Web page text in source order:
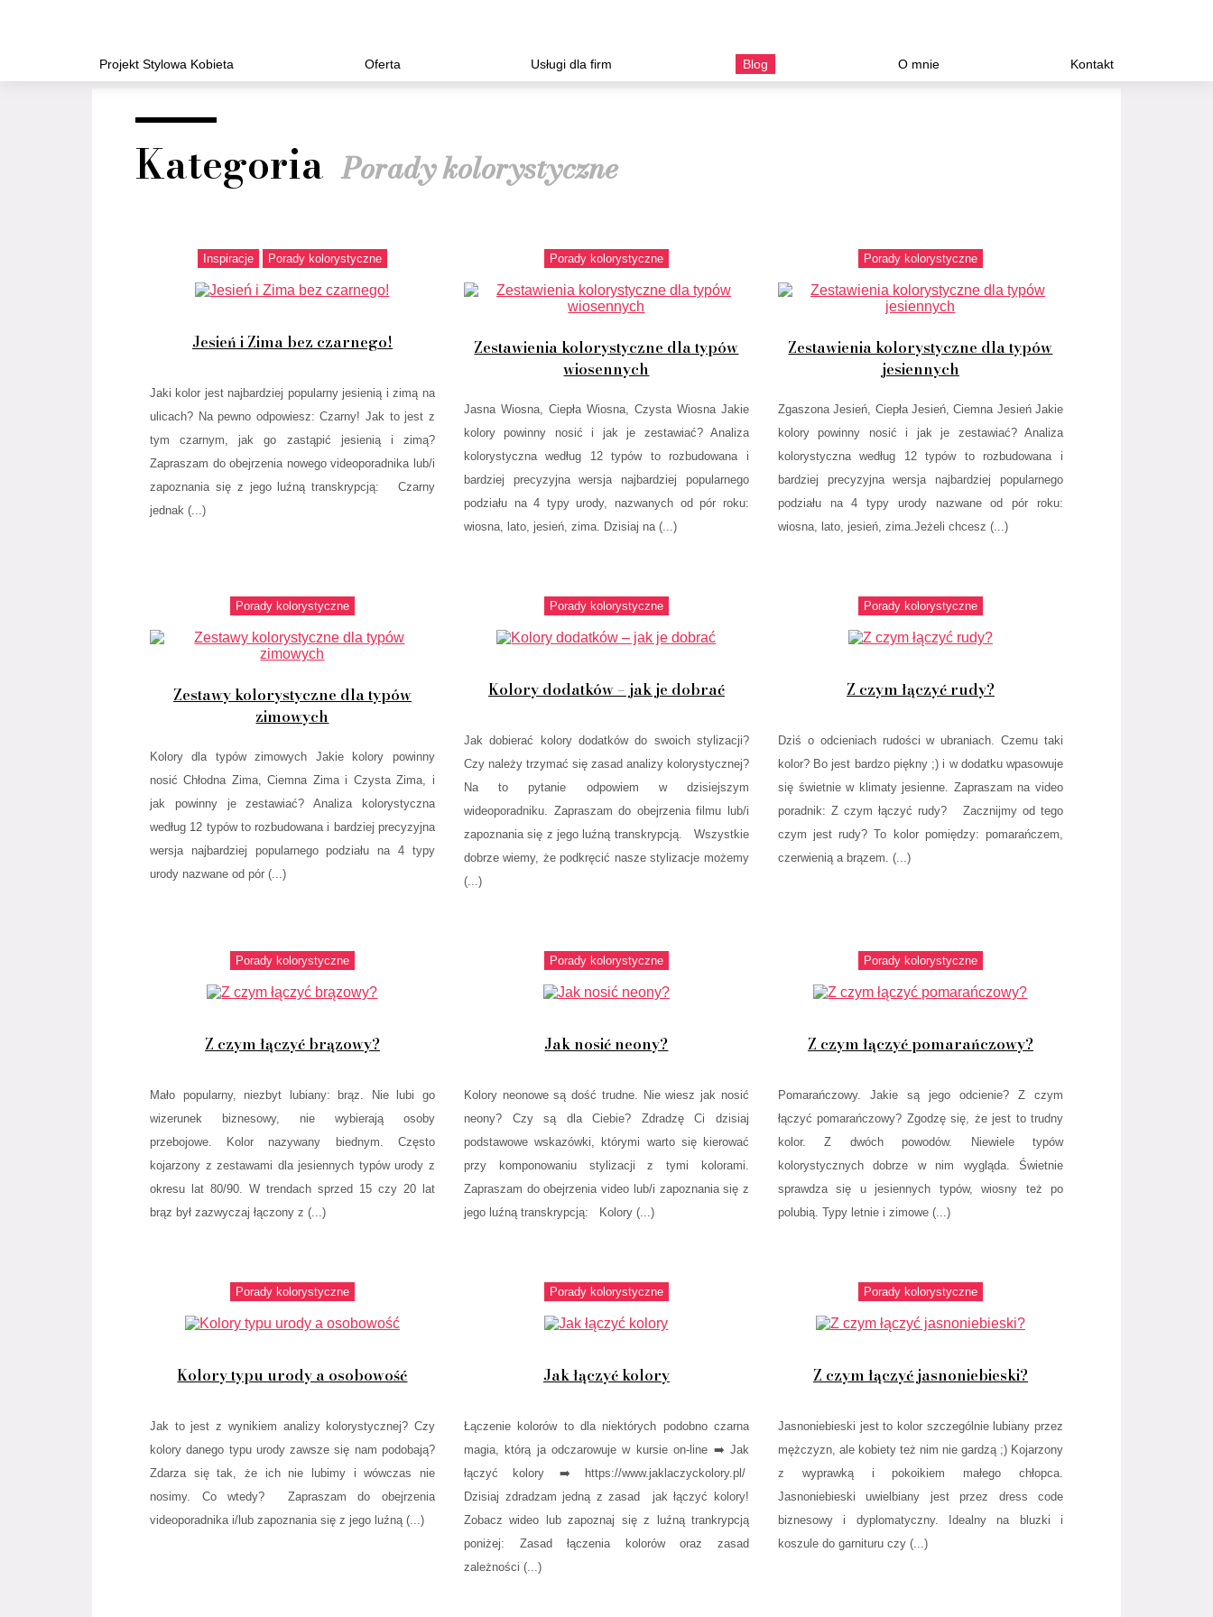
Projekt Stylowa Kobieta Oferta Usługi dla firm Blog O mnie Kontakt
Kategoria Porady kolorystyczne
Inspiracje Porady kolorystyczne
Jesień i Zima bez czarnego!
Jaki kolor jest najbardziej popularny jesienią i zimą na
ulicach? Na pewno odpowiesz: Czarny! Jak to jest z
tym czarnym, jak go zastąpić jesienią i zimą?
Zapraszam do obejrzenia nowego videoporadnika lub/i
zapoznania się z jego luźną transkrypcją: Czarny
jednak (...)
Porady kolorystyczne
Zestawienia kolorystyczne dla typów
wiosennych
Jasna Wiosna, Ciepła Wiosna, Czysta Wiosna Jakie
kolory powinny nosić i jak je zestawiać? Analiza
kolorystyczna według 12 typów to rozbudowana i
bardziej precyzyjna wersja najbardziej popularnego
podziału na 4 typy urody, nazwanych od pór roku:
wiosna, lato, jesień, zima. Dzisiaj na (...)
Porady kolorystyczne
Zestawienia kolorystyczne dla typów
jesiennych
Zgaszona Jesień, Ciepła Jesień, Ciemna Jesień Jakie
kolory powinny nosić i jak je zestawiać? Analiza
kolorystyczna według 12 typów to rozbudowana i
bardziej precyzyjna wersja najbardziej popularnego
podziału na 4 typy urody nazwane od pór roku:
wiosna, lato, jesień, zima.Jeżeli chcesz (...)
Porady kolorystyczne
Zestawy kolorystyczne dla typów
zimowych
Kolory dla typów zimowych Jakie kolory powinny
nosić Chłodna Zima, Ciemna Zima i Czysta Zima, i
jak powinny je zestawiać? Analiza kolorystyczna
według 12 typów to rozbudowana i bardziej precyzyjna
wersja najbardziej popularnego podziału na 4 typy
urody nazwane od pór (...)
Porady kolorystyczne
Kolory dodatków – jak je dobrać
Jak dobierać kolory dodatków do swoich stylizacji?
Czy należy trzymać się zasad analizy kolorystycznej?
Na to pytanie odpowiem w dzisiejszym
wideoporadniku. Zapraszam do obejrzenia filmu lub/i
zapoznania się z jego luźną transkrypcją. Wszystkie
dobrze wiemy, że podkręcić nasze stylizacje możemy
(...)
Porady kolorystyczne
Z czym łączyć rudy?
Dziś o odcieniach rudości w ubraniach. Czemu taki
kolor? Bo jest bardzo piękny ;) i w dodatku wpasowuje
się świetnie w klimaty jesienne. Zapraszam na video
poradnik: Z czym łączyć rudy? Zacznijmy od tego
czym jest rudy? To kolor pomiędzy: pomarańczem,
czerwienią a brązem. (...)
Porady kolorystyczne
Z czym łączyć brązowy?
Mało popularny, niezbyt lubiany: brąz. Nie lubi go
wizerunek biznesowy, nie wybierają osoby
przebojowe. Kolor nazywany biednym. Często
kojarzony z zestawami dla jesiennych typów urody z
okresu lat 80/90. W trendach sprzed 15 czy 20 lat
brąz był zazwyczaj łączony z (...)
Porady kolorystyczne
Jak nosić neony?
Kolory neonowe są dość trudne. Nie wiesz jak nosić
neony? Czy są dla Ciebie? Zdradzę Ci dzisiaj
podstawowe wskazówki, którymi warto się kierować
przy komponowaniu stylizacji z tymi kolorami.
Zapraszam do obejrzenia video lub/i zapoznania się z
jego luźną transkrypcją: Kolory (...)
Porady kolorystyczne
Z czym łączyć pomarańczowy?
Pomarańczowy. Jakie są jego odcienie? Z czym
łączyć pomarańczowy? Zgodzę się, że jest to trudny
kolor. Z dwóch powodów. Niewiele typów
kolorystycznych dobrze w nim wygląda. Świetnie
sprawdza się u jesiennych typów, wiosny też po
polubią. Typy letnie i zimowe (...)
Porady kolorystyczne
Kolory typu urody a osobowość
Jak to jest z wynikiem analizy kolorystycznej? Czy
kolory danego typu urody zawsze się nam podobają?
Zdarza się tak, że ich nie lubimy i wówczas nie
nosimy. Co wtedy? Zapraszam do obejrzenia
videoporadnika i/lub zapoznania się z jego luźną (...)
Porady kolorystyczne
Jak łączyć kolory
Łączenie kolorów to dla niektórych podobno czarna
magia, którą ja odczarowuje w kursie on-line ➡️ Jak
łączyć kolory ➡️ https://www.jaklaczyckolory.pl/​
Dzisiaj zdradzam jedną z zasad jak łączyć kolory!
Zobacz wideo lub zapoznaj się z luźną trankrypcją
poniżej: Zasad łączenia kolorów oraz zasad
zależności (...)
Porady kolorystyczne
Z czym łączyć jasnoniebieski?
Jasnoniebieski jest to kolor szczególnie lubiany przez
mężczyzn, ale kobiety też nim nie gardzą ;) Kojarzony
z wyprawką i pokoikiem małego chłopca.
Jasnoniebieski uwielbiany jest przez dress code
biznesowy i dyplomatyczny. Idealny na bluzki i
koszule do garnituru czy (...)